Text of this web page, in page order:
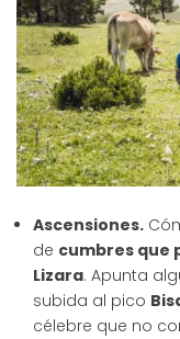
Ascensiones.
de cumbres que
Lizara. Apunta
subida al pico
célebre que no